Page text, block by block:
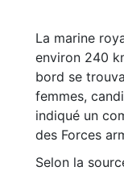
La marine
environ 240
bord se
femmes,
indiqué un
des Forces
Selon la